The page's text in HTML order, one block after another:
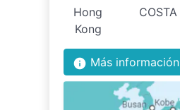
Hong
Kong
COSTA
info Más información